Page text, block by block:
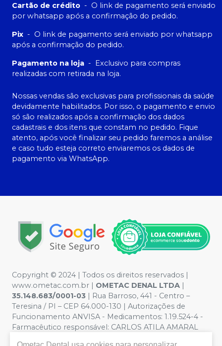
Cartão de crédito - O link de pagamento será enviado
por whatsapp após a confirmação do pedido.
Pix - O link de pagamento será enviado por whatsapp
após a confirmação do pedido.
Pagamento na loja - Exclusivo para compras
realizadas com retirada na loja.
Nossas vendas são exclusivas para profissionais da saúde
devidamente habilitados. Por isso, o pagamento e envio
só são realizados após a confirmação dos dados
cadastrais e dos itens que constam no pedido. Fique
atento, após você finalizar seu pedido faremos a análise
e caso tudo esteja correto enviaremos os dados de
pagamento via WhatsApp.
Copyright © 2024 | Todos os direitos reservados |
www.ometac.com.br | OMETAC DENAL LTDA |
35.148.683/0001-03 | Rua Barroso, 441 - Centro –
Teresina / PI – CEP 64.000-130 | Autorizações de
Funcionamento ANVISA - Medicamentos: 1.19.524-4 -
Farmacêutico responsável: CARLOS ATILA AMARAL